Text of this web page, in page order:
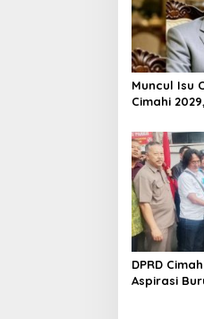
Muncul Isu
Cimahi
Parpol
DPRD
Aspirasi